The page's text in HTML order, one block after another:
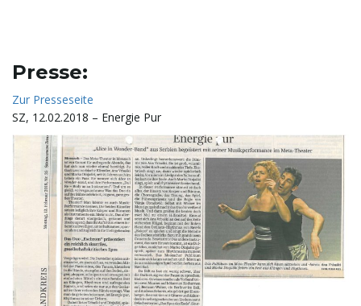
Presse:
Zur Presseseite
SZ, 12.02.2018 – Energie Pur